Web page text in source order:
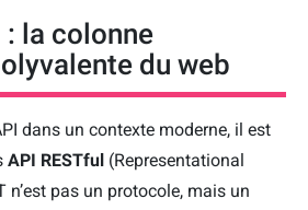
: la colonne
du web
dans un contexte moderne, il est
API RESTful (Representational
n’est pas un protocole, mais un